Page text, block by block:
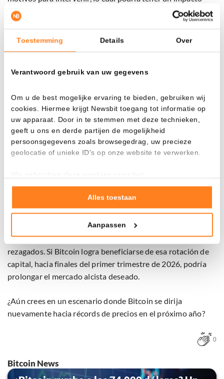
Toestemming Details Over
Verantwoord gebruik van uw gegevens
Om u de best mogelijke ervaring te bieden, gebruiken wij
cookies. Hiermee krijgt Newsbit toegang tot informatie op
uw apparaat. Door in te stemmen met deze technieken,
geeft u ons en derde partijen de mogelijkheid
persoonsgegevens zoals browsegedrag, uw precieze
geolocatie of unieke ID's op onze website te verwerken.
Goed laten functioneren van deze website
Verzamelen van gebruiksstatistieken
Tonen en meten van relevante advertenties
Klik hieronder om ons toestemming te geven om deze
maak gedetailleerde keuzes, waaronder het maken van
bezwaar tegen bedrijven die persoonsgegevens verwerken
op basis van gerechtvaardigd belang. U kunt uw privacy-
informatie: zie onsprivacy - encookiestatement.
Alles toestaan
Aanpassen
positivo en Bitcoin.
La huida del dólar estadounidense continúa
mercado de metales preciosos. El oro, la plata y otros
sólido. Mientras que la plata ya ha alcanzado nuevos
máximos históricos, el oro también parece estar en camino
a nuevos récords en dólares estadounidenses.
Naturalmente, llegará un momento en que las ganancias en
inversores deseen retirar el riesgo de la mesa. En esos
momentos, venderán y ese capital deberá encontrar
(temporalmente) otro destino.
Bitcoin podría ser un destino atractivo, ya que se considera
una versión digital del oro y sus rendimientos aún están
rezagados. Si Bitcoin logra beneficiarse de esa rotación de
capital, hacia finales del primer trimestre de 2026, podría
prolongar el mercado alcista deseado.
¿Aún crees en un escenario donde Bitcoin se dirija
nuevamente hacia récords de precios en el próximo año?
0
Bitcoin News